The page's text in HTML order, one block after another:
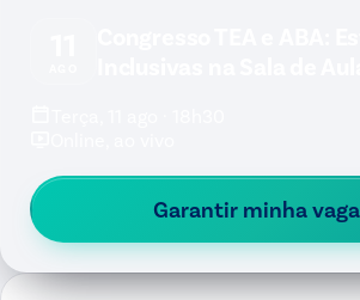
Garantir minha vaga